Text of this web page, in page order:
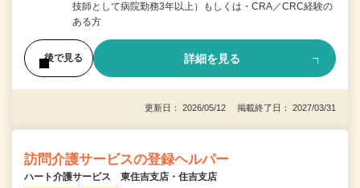
技師として病院勤務3年以上）もしくは・CRA／CRC経験の
ある方
後で見る 詳細を見る
更新日： 2026/05/12 掲載終了日： 2027/03/31
訪問介護サービスの登録ヘルパー
ハート介護サービス 東住吉支店・住吉支店